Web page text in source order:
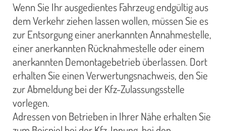
Wenn Sie Ihr ausgedientes Fahrzeug endgültig aus
dem Verkehr ziehen lassen wollen, müssen Sie es
zur Entsorgung einer anerkannten Annahmestelle,
einer anerkannten Rücknahmestelle oder einem
anerkannten Demontagebetrieb überlassen. Dort
erhalten Sie einen Verwertungsnachweis, den Sie
zur Abmeldung bei der Kfz-Zulassungsstelle
vorlegen.
Adressen von Betrieben in Ihrer Nähe erhalten Sie